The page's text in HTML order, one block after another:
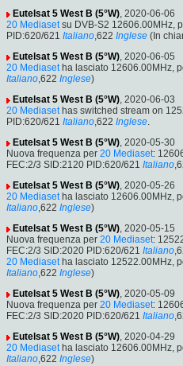
Eutelsat 5 West B (5°W), 2020-06-06
20 Mediasetsu DVB-S2 12606.00MHz,
PID:620/621 Italiano,622 Inglese (In
Eutelsat 5 West B (5°W), 2020-06-05
20 Mediasetha lasciato 12606.00MHz,
Italiano,622 Inglese)
Eutelsat 5 West B (5°W), 2020-06-03
20 Mediasethas switched stream on
PID:620/621 Italiano,622 Inglese.
Eutelsat 5 West B (5°W), 2020-05-30
Nuova frequenza per 20 Mediaset:
FEC:2/3 SID:2120 PID:620/621 Italiano
Eutelsat 5 West B (5°W), 2020-05-26
20 Mediasetha lasciato 12606.00MHz,
Italiano,622 Inglese)
Eutelsat 5 West B (5°W), 2020-05-15
Nuova frequenza per 20 Mediaset:
FEC:2/3 SID:2020 PID:620/621 Italiano
20 Mediasetha lasciato 12522.00MHz,
Italiano,622 Inglese)
Eutelsat 5 West B (5°W), 2020-05-09
Nuova frequenza per 20 Mediaset:
FEC:2/3 SID:2020 PID:620/621 Italiano
Eutelsat 5 West B (5°W), 2020-04-29
20 Mediasetha lasciato 12606.00MHz,
Italiano,622 Inglese)